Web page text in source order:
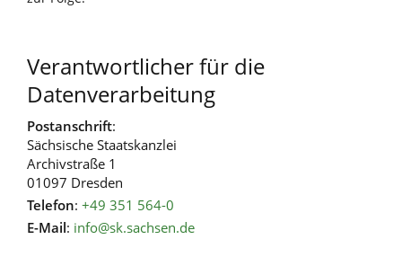
Verantwortlicher für die
Datenverarbeitung
Postanschrift:
Sächsische Staatskanzlei
Archivstraße 1
01097 Dresden
Telefon: +49 351 564-0
E-Mail: info@sk.sachsen.de